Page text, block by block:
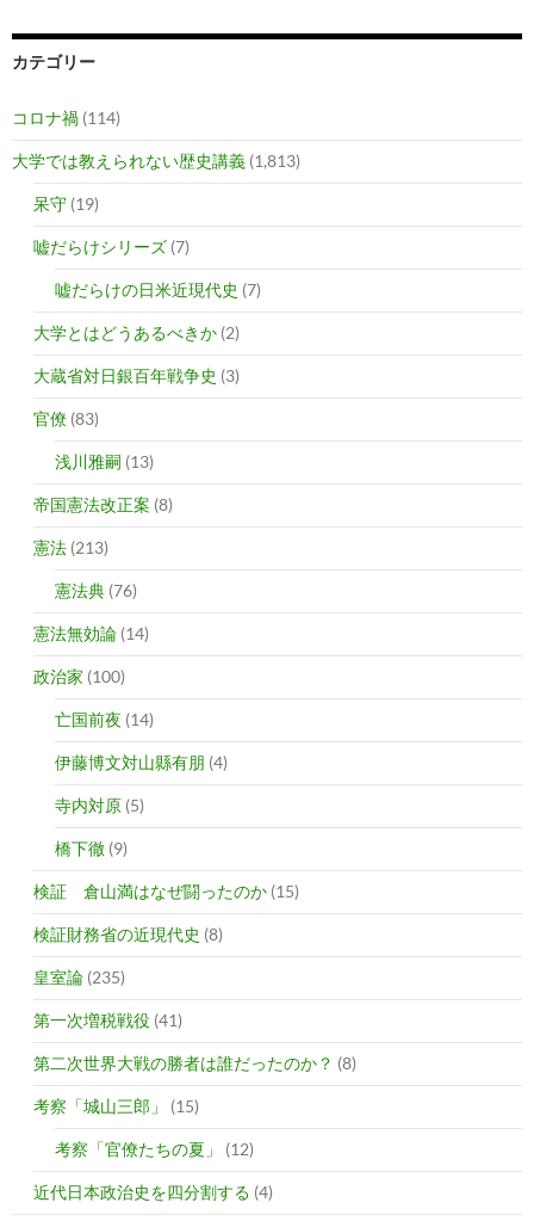
カテゴリー
コロナ禍 (114)
大学では教えられない歴史講義 (1,813)
呆守 (19)
嘘だらけシリーズ (7)
嘘だらけの日米近現代史 (7)
大学とはどうあるべきか (2)
大蔵省対日銀百年戦争史 (3)
官僚 (83)
浅川雅嗣 (13)
帝国憲法改正案 (8)
憲法 (213)
憲法典 (76)
憲法無効論 (14)
政治家 (100)
亡国前夜 (14)
伊藤博文対山縣有朋 (4)
寺内対原 (5)
橋下徹 (9)
検証 倉山満はなぜ闘ったのか (15)
検証財務省の近現代史 (8)
皇室論 (235)
第一次増税戦役 (41)
第二次世界大戦の勝者は誰だったのか？ (8)
考察「城山三郎」 (15)
考察「官僚たちの夏」 (12)
近代日本政治史を四分割する (4)